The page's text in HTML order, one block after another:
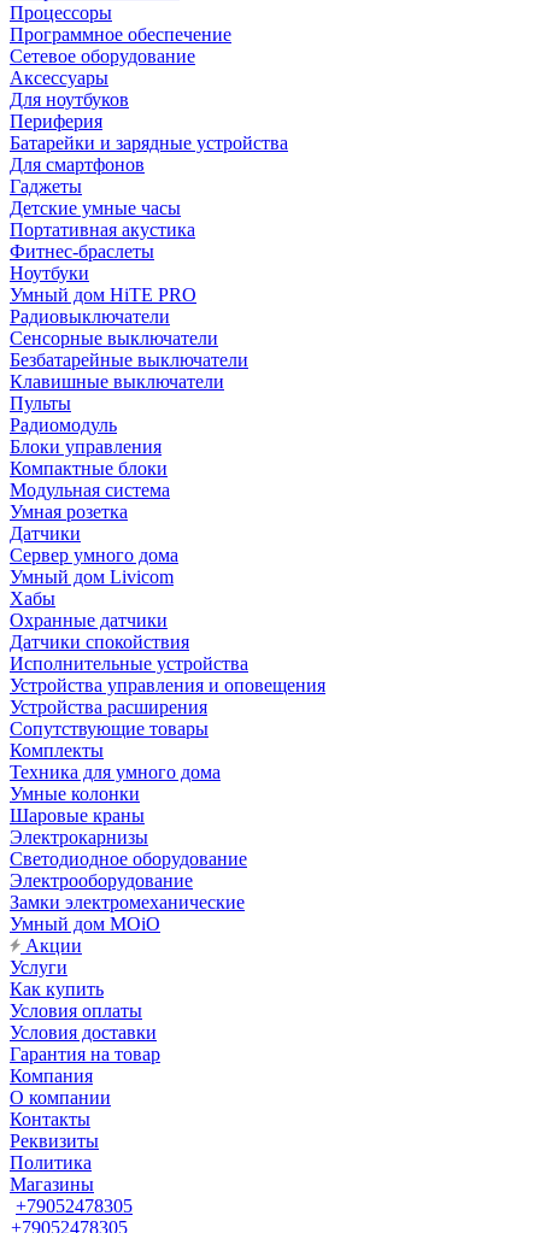
Процессоры
Программное обеспечение
Сетевое оборудование
Аксессуары
Для ноутбуков
Периферия
Батарейки и зарядные устройства
Для смартфонов
Гаджеты
Детские умные часы
Портативная акустика
Фитнес-браслеты
Ноутбуки
Умный дом HiTE PRO
Радиовыключатели
Сенсорные выключатели
Безбатарейные выключатели
Клавишные выключатели
Пульты
Радиомодуль
Блоки управления
Компактные блоки
Модульная система
Умная розетка
Датчики
Сервер умного дома
Умный дом Livicom
Хабы
Охранные датчики
Датчики спокойствия
Исполнительные устройства
Устройства управления и оповещения
Устройства расширения
Сопутствующие товары
Комплекты
Техника для умного дома
Умные колонки
Шаровые краны
Электрокарнизы
Светодиодное оборудование
Электрооборудование
Замки электромеханические
Умный дом MOiO
Акции
Услуги
Как купить
Условия оплаты
Условия доставки
Гарантия на товар
Компания
О компании
Контакты
Реквизиты
Политика
Магазины
+79052478305
+79052478305